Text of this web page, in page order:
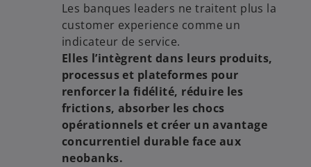
Les banques leaders ne traitent plus la
customer experience comme un
indicateur de service.
Elles l’intègrent dans leurs produits,
processus et plateformes pour
renforcer la fidélité, réduire les
frictions, absorber les chocs
opérationnels et créer un avantage
concurrentiel durable face aux
neobanks.